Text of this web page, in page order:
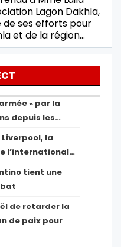
Lagon Dakhla,
de ses efforts pour
et de la région…
» par la
depuis les…
la
l’international…
tient une
de retarder la
de paix pour